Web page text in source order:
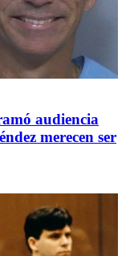
audiencia
merecen ser